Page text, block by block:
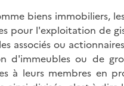
biens immobiliers,
pour l'exploitation de
associés ou
d'immeubles ou de
à leurs membres en